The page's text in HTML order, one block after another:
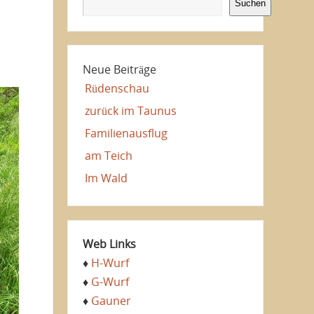
Suchen
Neue Beiträge
Rüdenschau
zurück im Taunus
Familienausflug
am Teich
Im Wald
Web Links
♦ H-Wurf
♦ G-Wurf
♦ Gauner